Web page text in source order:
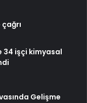
34 işçi kimyasal
Gelişme